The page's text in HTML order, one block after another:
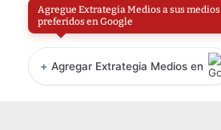
Agregue Extrategia Medios a sus medios
preferidos en Google
+ Agregar Extrategia Medios en